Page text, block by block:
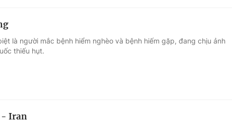
là người mắc bệnh hiểm nghèo và bệnh hiếm gặp, đang chịu ảnh
thiếu hụt.
- Iran